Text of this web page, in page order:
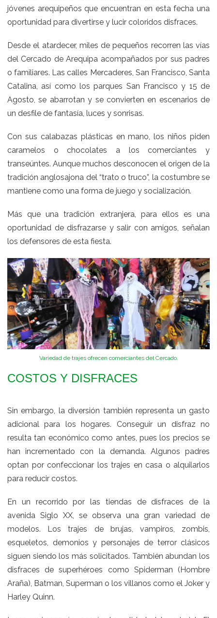
jóvenes arequipeños que encuentran en esta fecha una
oportunidad para divertirse y lucir coloridos disfraces.
Desde el atardecer, miles de pequeños recorren las vías
del Cercado de Arequipa acompañados por sus padres
o familiares. Las calles Mercaderes, San Francisco, Santa
Catalina, así como los parques San Francisco y 15 de
Agosto, se abarrotan y se convierten en escenarios de
un desfile de fantasía, luces y sonrisas.
Con sus calabazas plásticas en mano, los niños piden
caramelos o chocolates a los comerciantes y
transeúntes. Aunque muchos desconocen el origen de la
tradición anglosajona del “trato o truco”, la costumbre se
mantiene como una forma de juego y socialización.
Más que una tradición extranjera, para ellos es una
oportunidad de disfrazarse y salir con amigos, señalan
los defensores de esta fiesta.
Variedad de trajes ofrecen comerciantes del Cercado.
COSTOS Y DISFRACES
Sin embargo, la diversión también representa un gasto
adicional para los hogares. Conseguir un disfraz no
resulta tan económico como antes, pues los precios se
han incrementado con la demanda. Algunos padres
optan por confeccionar los trajes en casa o alquilarlos
para reducir costos.
En un recorrido por las tiendas de disfraces de la
avenida Siglo XX, se observa una gran variedad de
modelos. Los trajes de brujas, vampiros, zombis,
esqueletos, demonios y personajes de terror clásicos
siguen siendo los más solicitados. También abundan los
disfraces de superhéroes como Spiderman (Hombre
Araña), Batman, Superman o los villanos como el Joker y
Harley Quinn.